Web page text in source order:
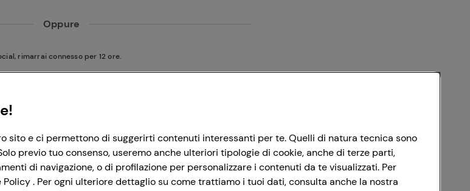
Oppure
rimarrai connesso per 12 ore.
Accedi con Facebook
sito e ci permettono di suggerirti contenuti interessanti per te. Quelli di natura tecnica sono
previo tuo consenso, useremo anche ulteriori tipologie di cookie, anche di terze parti,
di navigazione, o di profilazione per personalizzare i contenuti da te visualizzati. Per
. Per ogni ulteriore dettaglio su come trattiamo i tuoi dati, consulta anche la nostra